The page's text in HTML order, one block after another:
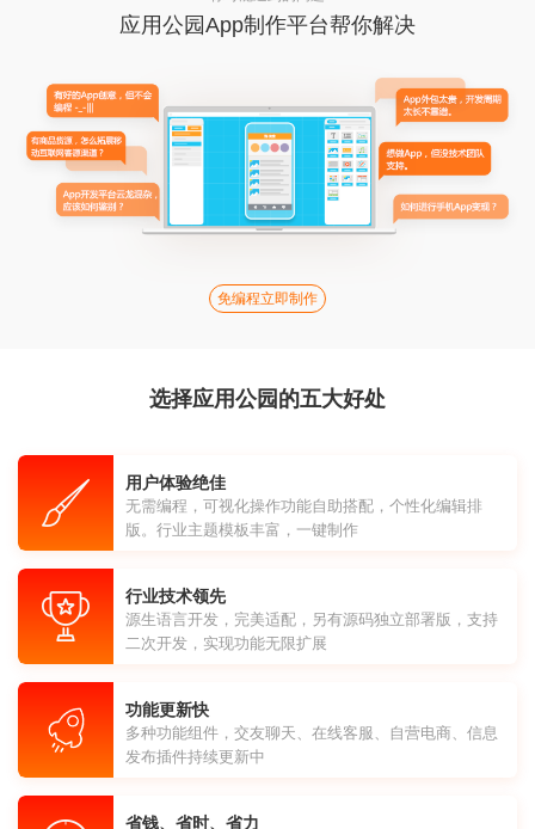
应用公园App制作平台帮你解决
免编程立即制作
选择应用公园的五大好处
用户体验绝佳
无需编程，可视化操作功能自助搭配，个性化编辑排
版。行业主题模板丰富，一键制作
行业技术领先
源生语言开发，完美适配，另有源码独立部署版，支持
二次开发，实现功能无限扩展
功能更新快
多种功能组件，交友聊天、在线客服、自营电商、信息
发布插件持续更新中
省钱、省时、省力